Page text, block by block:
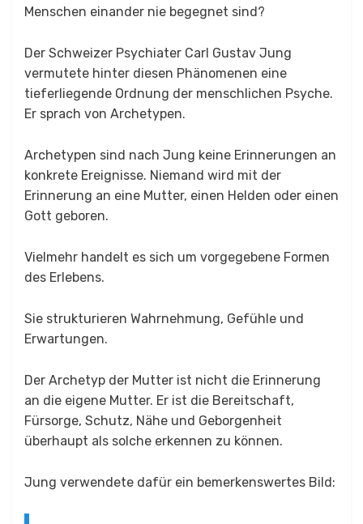
Menschen einander nie begegnet sind?
Der Schweizer Psychiater Carl Gustav Jung
vermutete hinter diesen Phänomenen eine
tieferliegende Ordnung der menschlichen Psyche.
Er sprach von Archetypen.
Archetypen sind nach Jung keine Erinnerungen an
konkrete Ereignisse. Niemand wird mit der
Erinnerung an eine Mutter, einen Helden oder einen
Gott geboren.
Vielmehr handelt es sich um vorgegebene Formen
des Erlebens.
Sie strukturieren Wahrnehmung, Gefühle und
Erwartungen.
Der Archetyp der Mutter ist nicht die Erinnerung
an die eigene Mutter. Er ist die Bereitschaft,
Fürsorge, Schutz, Nähe und Geborgenheit
überhaupt als solche erkennen zu können.
Jung verwendete dafür ein bemerkenswertes Bild: